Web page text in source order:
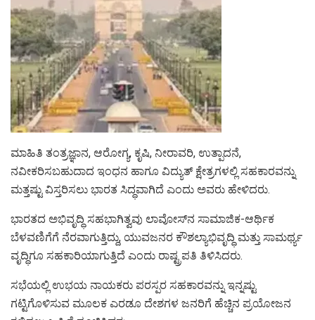
ಮಾಹಿತಿ ತಂತ್ರಜ್ಞಾನ, ಆರೋಗ್ಯ, ಕೃಷಿ, ನೀರಾವರಿ, ಉತ್ಪಾದನೆ,
ನವೀಕರಿಸಬಹುದಾದ ಇಂಧನ ಹಾಗೂ ವಿದ್ಯುತ್ ಕ್ಷೇತ್ರಗಳಲ್ಲಿ ಸಹಕಾರವನ್ನು
ಮತ್ತಷ್ಟು ವಿಸ್ತರಿಸಲು ಭಾರತ ಸಿದ್ಧವಾಗಿದೆ ಎಂದು ಅವರು ಹೇಳಿದರು.
ಭಾರತದ ಅಭಿವೃದ್ಧಿ ಸಹಭಾಗಿತ್ವವು ಲಾವೋಸ್‌ನ ಸಾಮಾಜಿಕ-ಆರ್ಥಿಕ
ಬೆಳವಣಿಗೆಗೆ ನೆರವಾಗುತ್ತಿದ್ದು, ಯುವಜನರ ಕೌಶಲ್ಯಾಭಿವೃದ್ಧಿ ಮತ್ತು ಸಾಮರ್ಥ್ಯ
ವೃದ್ಧಿಗೂ ಸಹಕಾರಿಯಾಗುತ್ತಿದೆ ಎಂದು ರಾಷ್ಟ್ರಪತಿ ತಿಳಿಸಿದರು.
ಸಭೆಯಲ್ಲಿ ಉಭಯ ನಾಯಕರು ಪರಸ್ಪರ ಸಹಕಾರವನ್ನು ಇನ್ನಷ್ಟು
ಗಟ್ಟಿಗೊಳಿಸುವ ಮೂಲಕ ಎರಡೂ ದೇಶಗಳ ಜನರಿಗೆ ಹೆಚ್ಚಿನ ಪ್ರಯೋಜನ